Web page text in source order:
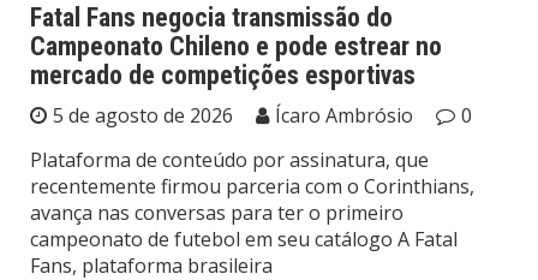
Fatal Fans negocia transmissão do
Campeonato Chileno e pode estrear no
mercado de competições esportivas
5 de agosto de 2026 Ícaro Ambrósio
0
Plataforma de conteúdo por assinatura, que
recentemente firmou parceria com o Corinthians,
avança nas conversas para ter o primeiro
campeonato de futebol em seu catálogo A Fatal
Fans, plataforma brasileira